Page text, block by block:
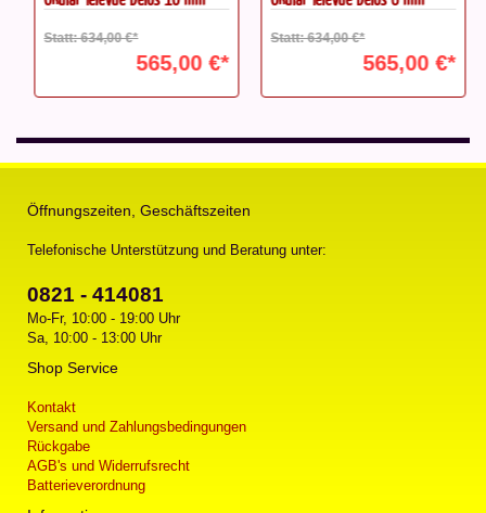
Statt: 634,00 €*
565,00 €*
Statt: 634,00 €*
565,00 €*
Öffnungszeiten, Geschäftszeiten
Telefonische Unterstützung und Beratung unter:
0821 - 414081
Mo-Fr, 10:00 - 19:00 Uhr
Sa, 10:00 - 13:00 Uhr
Shop Service
Kontakt
Versand und Zahlungsbedingungen
Rückgabe
AGB's und Widerrufsrecht
Batterieverordnung